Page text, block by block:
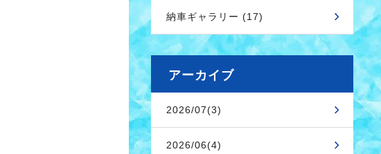
納車ギャラリー (17)
アーカイブ
2026/07(3)
2026/06(4)